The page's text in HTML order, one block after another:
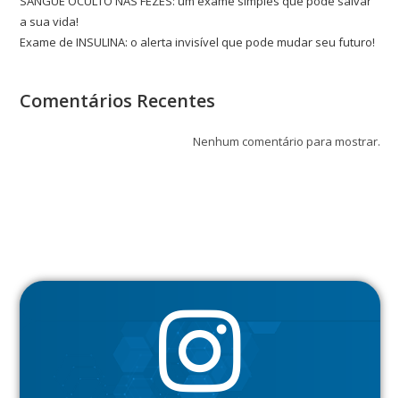
a sua vida!
Exame de INSULINA: o alerta invisível que pode mudar seu futuro!
Comentários Recentes
Nenhum comentário para mostrar.